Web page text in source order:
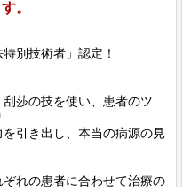
。
技術者」認定！
莎の技を使い、患者のツ
引き出し、本当の病源の見
れの患者に合わせて治療の